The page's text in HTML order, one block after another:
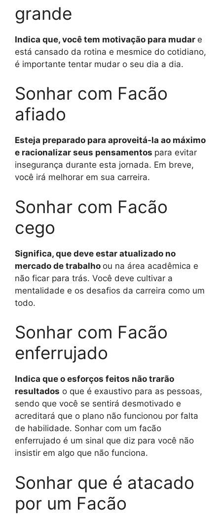
grande
Indica que, você tem motivação para mudar e
está cansado da rotina e mesmice do cotidiano,
é importante tentar mudar o seu dia a dia.
Sonhar com Facão
afiado
Esteja preparado para aproveitá-la ao máximo
e racionalizar seus pensamentos para evitar
insegurança durante esta jornada. Em breve,
você irá melhorar em sua carreira.
Sonhar com Facão
cego
Significa, que deve estar atualizado no
mercado de trabalho ou na área acadêmica e
não ficar para trás. Você deve cultivar a
mentalidade e os desafios da carreira como um
todo.
Sonhar com Facão
enferrujado
Indica que o esforços feitos não trarão
resultados o que é exaustivo para as pessoas,
sendo que você se sentirá desmotivado e
acreditará que o plano não funcionou por falta
de habilidade. Sonhar com um facão
enferrujado é um sinal que diz para você não
insistir em algo que não funciona.
Sonhar que é atacado
por um Facão